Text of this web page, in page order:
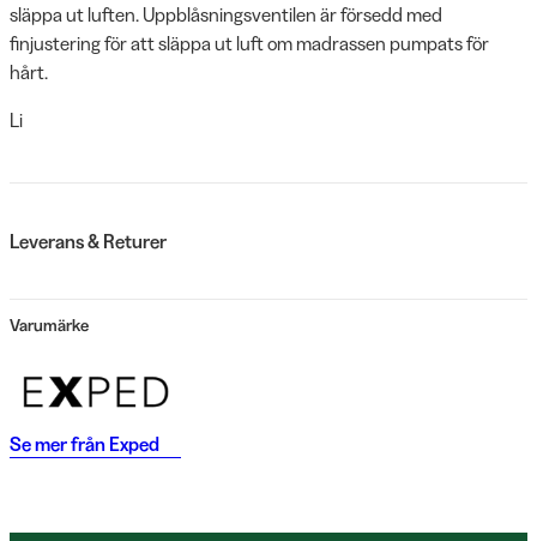
släppa ut luften. Uppblåsningsventilen är försedd med
finjustering för att släppa ut luft om madrassen pumpats för
hårt.
Li
Leverans & Returer
Varumärke
Se mer från Exped